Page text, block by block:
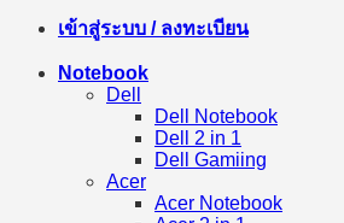
เข้าสู่ระบบ / ลงทะเบียน
Notebook
Dell
Dell Notebook
Dell 2 in 1
Dell Gamiing
Acer
Acer Notebook